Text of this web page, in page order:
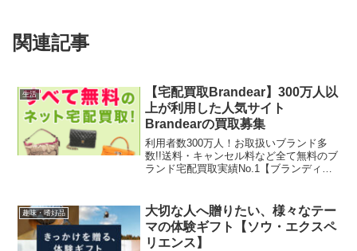
関連記事
生活
【宅配買取Brandear】300万人以
上が利用した人気サイト
Brandearの買取募集
利用者数300万人！お取扱いブランド多
数!!送料・キャンセル料など全て無料のブ
ランド宅配買取実績No.1【ブランディ
趣味・嗜好品
大切な人へ贈りたい、様々なテー
マの体験ギフト【ソウ・エクスペ
リエンス】